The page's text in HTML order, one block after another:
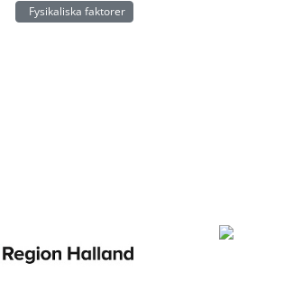
Fysikaliska faktorer